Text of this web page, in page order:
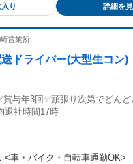
ドライバー・ Amazon（アマ
？／ ※多数ご感想の一部です
ドライバーがいるとは思わなか
当にロイヤリティー・事務手数
常に助かっている。
り 詳細を
営業所
ドライバー(大型生コン)
賞与年3回✅頑張り次第でどん
退社時間17時
<車・バイク・自転車通勤OK>